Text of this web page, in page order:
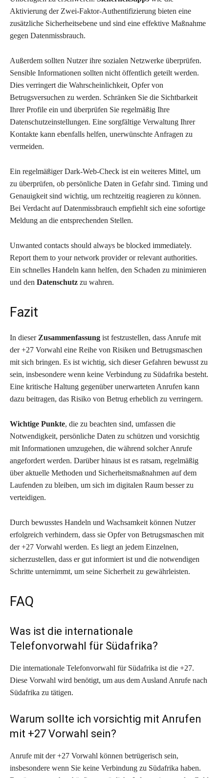
Aktivierung der Zwei-Faktor-Authentifizierung bieten eine
zusätzliche Sicherheitsebene und sind eine effektive Maßnahme
gegen Datenmissbrauch.
Außerdem sollten Nutzer ihre sozialen Netzwerke überprüfen.
Sensible Informationen sollten nicht öffentlich geteilt werden.
Dies verringert die Wahrscheinlichkeit, Opfer von
Betrugsversuchen zu werden. Schränken Sie die Sichtbarkeit
Ihrer Profile ein und überprüfen Sie regelmäßig Ihre
Datenschutzeinstellungen. Eine sorgfältige Verwaltung Ihrer
Kontakte kann ebenfalls helfen, unerwünschte Anfragen zu
vermeiden.
Ein regelmäßiger Dark-Web-Check ist ein weiteres Mittel, um
zu überprüfen, ob persönliche Daten in Gefahr sind. Timing und
Genauigkeit sind wichtig, um rechtzeitig reagieren zu können.
Bei Verdacht auf Datenmissbrauch empfiehlt sich eine sofortige
Meldung an die entsprechenden Stellen.
Unwanted contacts should always be blocked immediately.
Report them to your network provider or relevant authorities.
Ein schnelles Handeln kann helfen, den Schaden zu minimieren
und den Datenschutz zu wahren.
Fazit
In dieser Zusammenfassung ist festzustellen, dass Anrufe mit
der +27 Vorwahl eine Reihe von Risiken und Betrugsmaschen
mit sich bringen. Es ist wichtig, sich dieser Gefahren bewusst zu
sein, insbesondere wenn keine Verbindung zu Südafrika besteht.
Eine kritische Haltung gegenüber unerwarteten Anrufen kann
dazu beitragen, das Risiko von Betrug erheblich zu verringern.
Wichtige Punkte, die zu beachten sind, umfassen die
Notwendigkeit, persönliche Daten zu schützen und vorsichtig
mit Informationen umzugehen, die während solcher Anrufe
angefordert werden. Darüber hinaus ist es ratsam, regelmäßig
über aktuelle Methoden und Sicherheitsmaßnahmen auf dem
Laufenden zu bleiben, um sich im digitalen Raum besser zu
verteidigen.
Durch bewusstes Handeln und Wachsamkeit können Nutzer
erfolgreich verhindern, dass sie Opfer von Betrugsmaschen mit
der +27 Vorwahl werden. Es liegt an jedem Einzelnen,
sicherzustellen, dass er gut informiert ist und die notwendigen
Schritte unternimmt, um seine Sicherheit zu gewährleisten.
FAQ
Was ist die internationale
Telefonvorwahl für Südafrika?
Die internationale Telefonvorwahl für Südafrika ist die +27.
Diese Vorwahl wird benötigt, um aus dem Ausland Anrufe nach
Südafrika zu tätigen.
Warum sollte ich vorsichtig mit Anrufen
mit +27 Vorwahl sein?
Anrufe mit der +27 Vorwahl können betrügerisch sein,
insbesondere wenn Sie keine Verbindung zu Südafrika haben.